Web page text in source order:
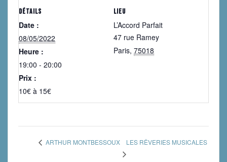
DÉTAILS
Date :
08/05/2022
Heure :
19:00 - 20:00
Prix :
10€ à 15€
LIEU
L’Accord Parfait
47 rue Ramey
Paris, 75018
ARTHUR MONTBESSOUX LES RÊVERIES MUSICALES